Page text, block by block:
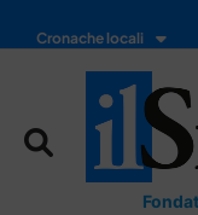
Cronache locali